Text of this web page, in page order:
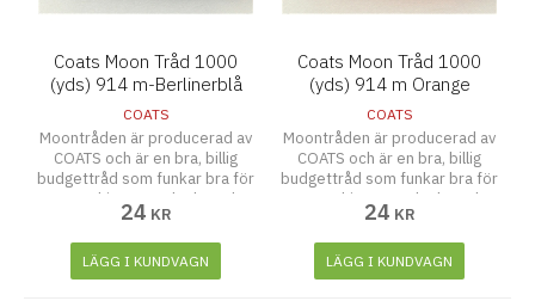
Coats Moon Tråd 1000
(yds) 914 m-Berlinerblå
COATS
Moontråden är producerad av
COATS och är en bra, billig
budgettråd som funkar bra för
symaskiner, overlocks och
även att sy för hand.
24 KR
LÄGG I KUNDVAGN
Coats Moon Tråd 1000
(yds) 914 m Orange
COATS
Moontråden är producerad av
COATS och är en bra, billig
budgettråd som funkar bra för
symaskiner, overlocks och
även att sy för hand.
24 KR
LÄGG I KUNDVAGN